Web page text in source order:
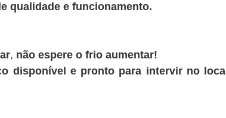
qualidade e funcionamento.
, não espere o frio aumentar!
disponível e pronto para intervir no local